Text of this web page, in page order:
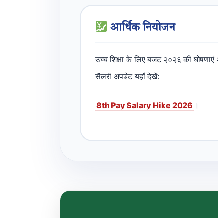
आर्थिक नियोजन
उच्च शिक्षा के लिए बजट २०२६ की
सैलरी अपडेट यहाँ देखें:
8th Pay Salary Hike 2026 ।